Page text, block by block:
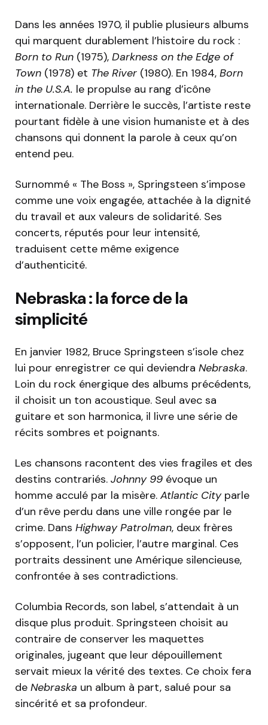
Dans les années 1970, il publie plusieurs albums
qui marquent durablement l’histoire du rock :
Born to Run (1975), Darkness on the Edge of
Town (1978) et The River (1980). En 1984, Born
in the U.S.A. le propulse au rang d’icône
internationale. Derrière le succès, l’artiste reste
pourtant fidèle à une vision humaniste et à des
chansons qui donnent la parole à ceux qu’on
entend peu.
Surnommé « The Boss », Springsteen s’impose
comme une voix engagée, attachée à la dignité
du travail et aux valeurs de solidarité. Ses
concerts, réputés pour leur intensité,
traduisent cette même exigence
d’authenticité.
Nebraska : la force de la
simplicité
En janvier 1982, Bruce Springsteen s’isole chez
lui pour enregistrer ce qui deviendra Nebraska.
Loin du rock énergique des albums précédents,
il choisit un ton acoustique. Seul avec sa
guitare et son harmonica, il livre une série de
récits sombres et poignants.
Les chansons racontent des vies fragiles et des
destins contrariés. Johnny 99 évoque un
homme acculé par la misère. Atlantic Cityparle
d’un rêve perdu dans une ville rongée par le
crime. Dans Highway Patrolman, deux frères
s’opposent, l’un policier, l’autre marginal. Ces
portraits dessinent une Amérique silencieuse,
confrontée à ses contradictions.
Columbia Records, son label, s’attendait à un
disque plus produit. Springsteen choisit au
contraire de conserver les maquettes
originales, jugeant que leur dépouillement
servait mieux la vérité des textes. Ce choix fera
de Nebraska un album à part, salué pour sa
sincérité et sa profondeur.